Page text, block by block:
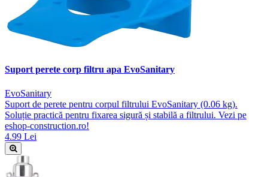
Suport perete corp filtru apa EvoSanitary
EvoSanitary
Suport de perete pentru corpul filtrului EvoSanitary (0.06 kg).
Soluție practică pentru fixarea sigură și stabilă a filtrului. Vezi pe
eshop-construction.ro!
4.99 Lei